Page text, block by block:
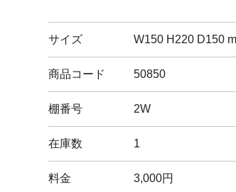
サイズ W150 H220 D150
商品コード 50850
棚番号 2W
在庫数 1
料金 3,000円